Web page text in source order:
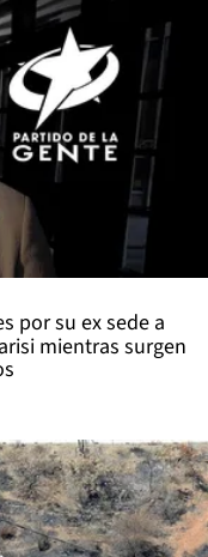
por su ex sede a
mientras surgen